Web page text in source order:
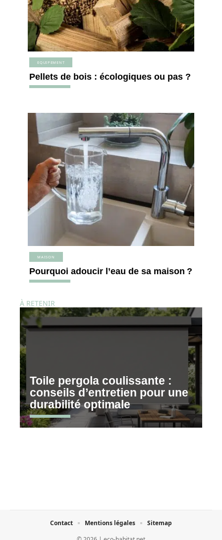
EQUIPEMENT
Pellets de bois : écologiques ou pas ?
MAISON
Pourquoi adoucir l’eau de sa maison ?
À RETENIR
Toile pergola coulissante :
conseils d’entretien pour une
durabilité optimale
Contact Mentions légales Sitemap